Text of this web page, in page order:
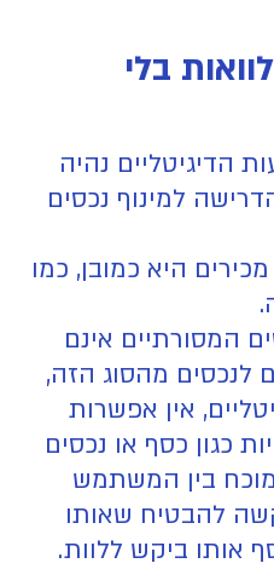
בלי
הדיגיטליים נהיה
למינוף נכסים
היא כמובן, כמו
המסורתיים אינם
לנכסים מהסוג הזה,
אין אפשרות
כגון כסף או נכסים
בין המשתמש
להבטיח שאותו
אותו ביקש ללוות.